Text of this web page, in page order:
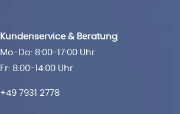
Kundenservice & Beratung
Mo-Do: 8:00-17:00 Uhr
Fr: 8:00-14:00 Uhr
+49 7931 2778